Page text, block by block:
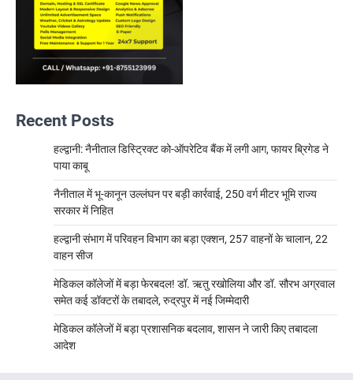
Recent Posts
हल्द्वानी: नैनीताल डिस्ट्रिक्ट को-ऑपरेटिव बैंक में लगी आग, फायर ब्रिगेड ने
पाया काबू
नैनीताल में भू-कानून उल्लंघन पर बड़ी कार्रवाई, 250 वर्ग मीटर भूमि राज्य
सरकार में निहित
हल्द्वानी संभाग में परिवहन विभाग का बड़ा एक्शन, 257 वाहनों के चालान, 22
वाहन सीज
मेडिकल कॉलेजों में बड़ा फेरबदल! डॉ. ऋतु रखोलिया और डॉ. सौरभ अग्रवाल
समेत कई डॉक्टरों के तबादले, रुद्रपुर में नई जिम्मेदारी
मेडिकल कॉलेजों में बड़ा प्रशासनिक बदलाव, शासन ने जारी किए तबादला
आदेश